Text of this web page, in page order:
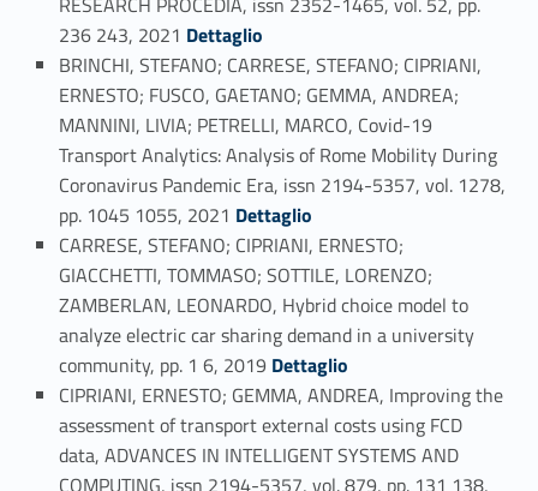
236 243, 2021 Link identifier #identifier_person_45952-44
Dettaglio
BRINCHI, STEFANO; CARRESE, STEFANO; CIPRIANI,
ERNESTO; FUSCO, GAETANO; GEMMA, ANDREA;
MANNINI, LIVIA; PETRELLI, MARCO, Covid-19
Transport Analytics: Analysis of Rome Mobility During
Coronavirus Pandemic Era, issn 2194-5357, vol. 1278,
pp. 1045 1055, 2021 Link identifier #identifier_person_198127-45
Dettaglio
CARRESE, STEFANO; CIPRIANI, ERNESTO;
GIACCHETTI, TOMMASO; SOTTILE, LORENZO;
ZAMBERLAN, LEONARDO, Hybrid choice model to
analyze electric car sharing demand in a university
community, pp. 1 6, 2019 Link identifier #identifier_person_87085-46
Dettaglio
CIPRIANI, ERNESTO; GEMMA, ANDREA, Improving the
assessment of transport external costs using FCD
data, ADVANCES IN INTELLIGENT SYSTEMS AND